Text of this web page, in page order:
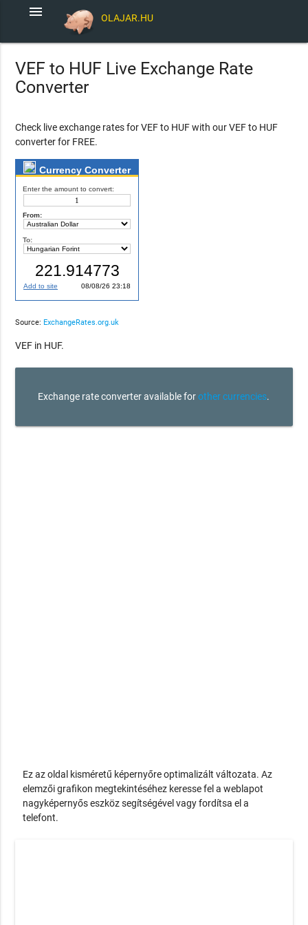
OLAJAR.HU
menu
VEF to HUF Live Exchange Rate
Converter
Check live exchange rates for VEF to HUF with our VEF to HUF
converter for FREE.
Source:ExchangeRates.org.uk
VEF in HUF.
Exchange rate converter available forother currencies.
Ez az oldal kisméretű képernyőre optimalizált változata. Az
elemzői grafikon megtekintéséhez keresse fel a weblapot
nagyképernyős eszköz segítségével vagy fordítsa el a
telefont.